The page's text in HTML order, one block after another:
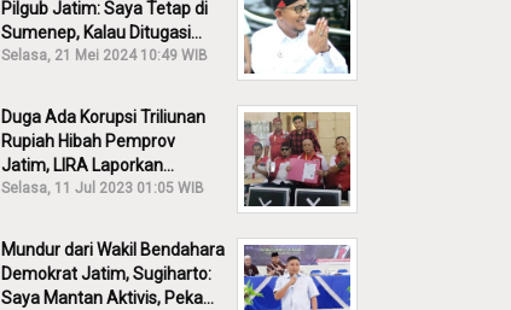
Pilgub Jatim: Saya Tetap di
Sumenep, Kalau Ditugasi
Partai Lain Cerita!
Selasa, 21 Mei 2024 10:49 WIB
Duga Ada Korupsi Triliunan
Rupiah Hibah Pemprov
Jatim, LIRA Laporkan
Khofifah ke KPK: Dia Harus
Selasa, 11 Jul 2023 01:05 WIB
Mundur dari Wakil Bendahara
Demokrat Jatim, Sugiharto:
Saya Mantan Aktivis, Peka